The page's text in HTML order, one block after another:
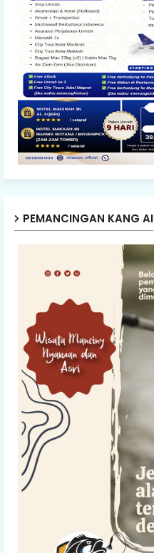
PEMANCINGAN KANG AI